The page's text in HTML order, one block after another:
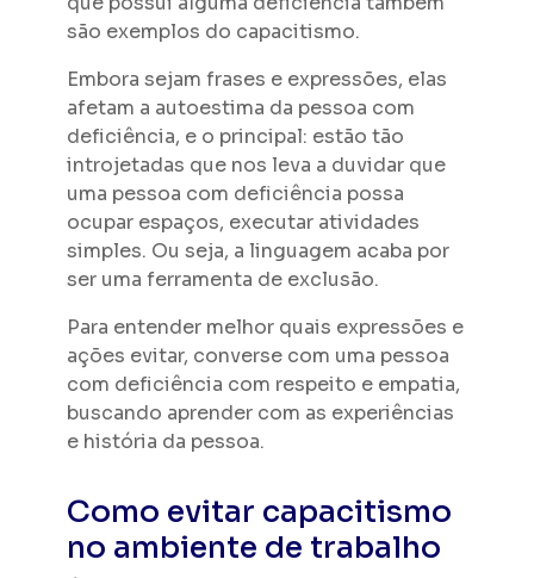
são exemplos do capacitismo.
Embora sejam frases e expressões, elas
afetam a autoestima da pessoa com
deficiência, e o principal: estão tão
introjetadas que nos leva a duvidar que
uma pessoa com deficiência possa
ocupar espaços, executar atividades
simples. Ou seja, a linguagem acaba por
ser uma ferramenta de exclusão.
Para entender melhor quais expressões e
ações evitar, converse com uma pessoa
com deficiência com respeito e empatia,
buscando aprender com as experiências
e história da pessoa.
Como evitar capacitismo
no ambiente de trabalho